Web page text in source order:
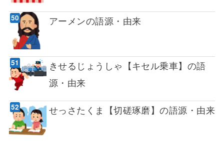
アーメンの語源・由来
きせるじょうしゃ【キセル乗車】の語
源・由来
せっさたくま【切磋琢磨】の語源・由来